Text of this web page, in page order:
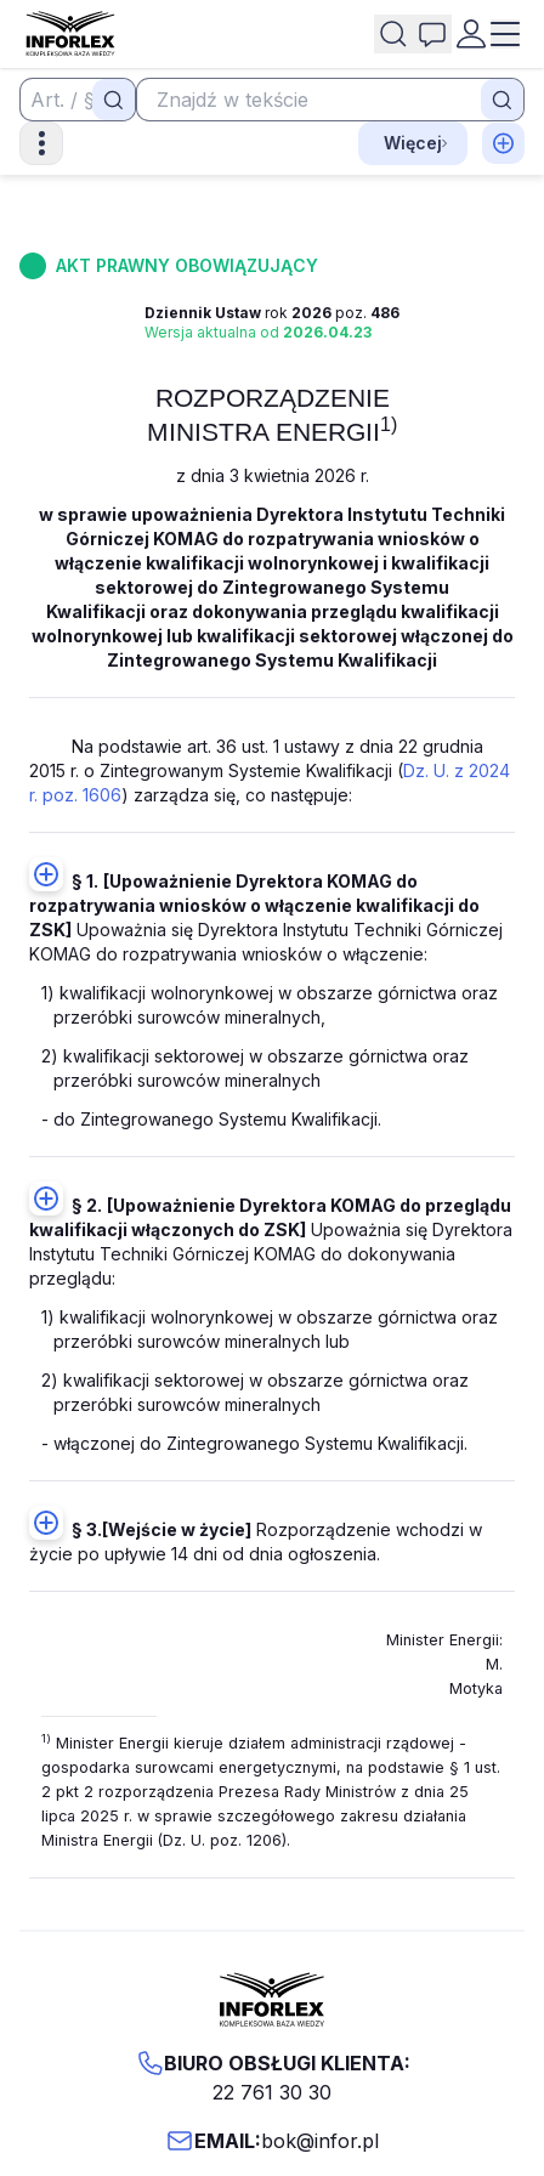
Więcej
AKT PRAWNY OBOWIĄZUJĄCY
Dziennik Ustaw rok 2026 poz. 486
Wersja aktualna od 2026.04.23
ROZPORZĄDZENIE
MINISTRA ENERGII1)
z dnia 3 kwietnia 2026 r.
w sprawie upoważnienia Dyrektora Instytutu Techniki
Górniczej KOMAG do rozpatrywania wniosków o
włączenie kwalifikacji wolnorynkowej i kwalifikacji
sektorowej do Zintegrowanego Systemu
Kwalifikacji oraz dokonywania przeglądu kwalifikacji
wolnorynkowej lub kwalifikacji sektorowej włączonej do
Zintegrowanego Systemu Kwalifikacji
Na podstawie art. 36 ust. 1 ustawy z dnia 22 grudnia
2015 r. o Zintegrowanym Systemie Kwalifikacji (Dz. U. z 2024
r. poz. 1606) zarządza się, co następuje:
§ 1. [Upoważnienie Dyrektora KOMAG do
rozpatrywania wniosków o włączenie kwalifikacji do
ZSK] Upoważnia się Dyrektora Instytutu Techniki Górniczej
KOMAG do rozpatrywania wniosków o włączenie:
1) kwalifikacji wolnorynkowej w obszarze górnictwa oraz
przeróbki surowców mineralnych,
2) kwalifikacji sektorowej w obszarze górnictwa oraz
przeróbki surowców mineralnych
- do Zintegrowanego Systemu Kwalifikacji.
§ 2. [Upoważnienie Dyrektora KOMAG do przeglądu
kwalifikacji włączonych do ZSK] Upoważnia się Dyrektora
Instytutu Techniki Górniczej KOMAG do dokonywania
przeglądu:
1) kwalifikacji wolnorynkowej w obszarze górnictwa oraz
przeróbki surowców mineralnych lub
2) kwalifikacji sektorowej w obszarze górnictwa oraz
przeróbki surowców mineralnych
- włączonej do Zintegrowanego Systemu Kwalifikacji.
§ 3. [Wejście w życie] Rozporządzenie wchodzi w
życie po upływie 14 dni od dnia ogłoszenia.
Minister Energii:
M.
Motyka
1) Minister Energii kieruje działem administracji rządowej -
gospodarka surowcami energetycznymi, na podstawie § 1 ust.
2 pkt 2 rozporządzenia Prezesa Rady Ministrów z dnia 25
lipca 2025 r. w sprawie szczegółowego zakresu działania
Ministra Energii (Dz. U. poz. 1206).
BIURO OBSŁUGI KLIENTA:
22 761 30 30
EMAIL:bok@infor.pl